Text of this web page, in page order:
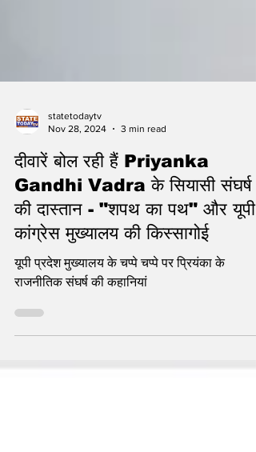
Nov 28, 2024
3 min read
दीवारें बोल रही हैं Priyanka
Gandhi Vadra के सियासी संघर्ष
की दास्तान - "शपथ का पथ" और यूपी
कांग्रेस मुख्यालय की किस्सागोई
यूपी प्रदेश मुख्यालय के चप्पे चप्पे पर प्रियंका के
राजनीतिक संघर्ष की कहानियां